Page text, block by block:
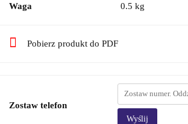
Waga 0.5 kg
Pobierz produkt do PDF
Zostaw telefon
Wyślij